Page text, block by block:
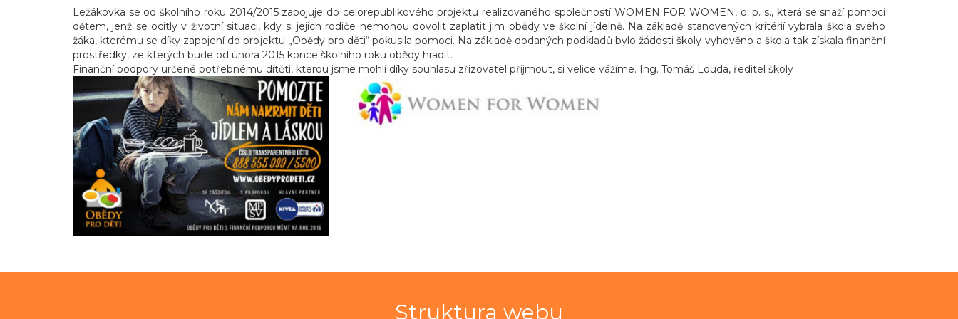
Ležákovka se od školního roku 2014/2015 zapojuje do celorepublikového projektu realizovaného společností WOMEN FOR WOMEN, o. p. s., která se snaží pomoci
dětem, jenž se ocitly v životní situaci, kdy si jejich rodiče nemohou dovolit zaplatit jim obědy ve školní jídelně. Na základě stanovených kritérií vybrala škola svého
žáka, kterému se díky zapojení do projektu „Obědy pro děti“ pokusila pomoci. Na základě dodaných podkladů bylo žádosti školy vyhověno a škola tak získala finanční
prostředky, ze kterých bude od února 2015 konce školního roku obědy hradit.
Finanční podpory určené potřebnému dítěti, kterou jsme mohli díky souhlasu zřizovatel přijmout, si velice vážíme. Ing. Tomáš Louda, ředitel školy
Struktura webu